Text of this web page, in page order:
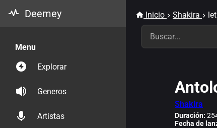
Deemey
Menu
Explorar
Generos
Artistas
Inicio Shakira
Shakira
Duración:
Fecha de